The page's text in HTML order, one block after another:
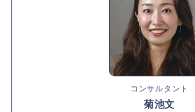
コンサルタント
菊池文